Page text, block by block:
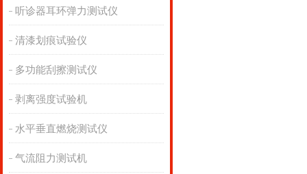
听诊器耳环弹力测试仪
清漆划痕试验仪
多功能刮擦测试仪
剥离强度试验机
水平垂直燃烧测试仪
气流阻力测试机